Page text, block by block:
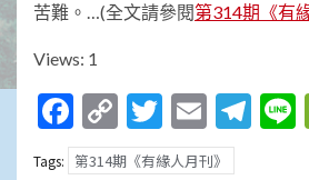
苦難。…(全文請參閱第314期《有
Views: 1
Facebook
Copy
Link
Twitter
Email
Tags: 第314期《有緣人月刊》